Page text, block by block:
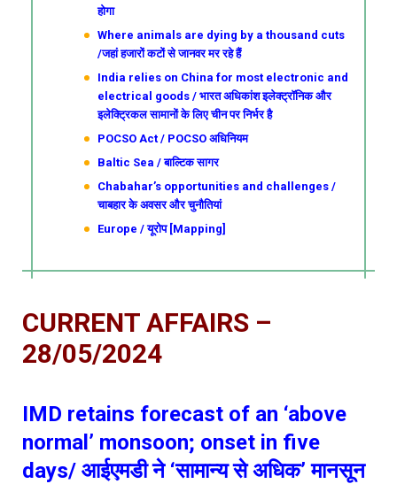
होगा
Where animals are dying by a thousand cuts
/जहां हजारों कटों से जानवर मर रहे हैं
India relies on China for most electronic and
electrical goods / भारत अधिकांश इलेक्ट्रॉनिक और
इलेक्ट्रिकल सामानों के लिए चीन पर निर्भर है
POCSO Act / POCSO अधिनियम
Baltic Sea / बाल्टिक सागर
Chabahar’s opportunities and challenges /
चाबहार के अवसर और चुनौतियां
Europe / यूरोप [Mapping]
CURRENT AFFAIRS –
28/05/2024
IMD retains forecast of an ‘above
normal’ monsoon; onset in five
days/ आईएमडी ने ‘सामान्य से अधिक’ मानसून